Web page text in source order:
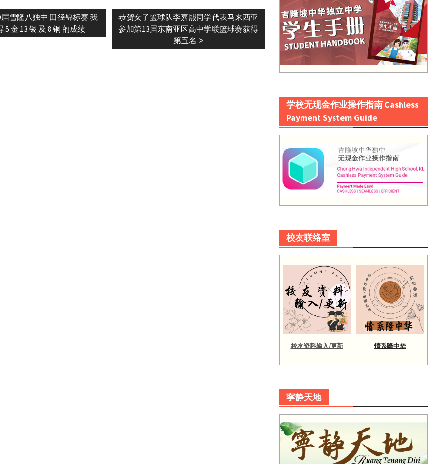
届雪隆八独中 田径锦标赛 我
5 金 13 银 及 8 铜 的成绩
Next
post:
恭贺女子篮球队李嘉熙同学代表马来西亚
参加第13届东南亚区高中学联篮球赛获得
第五名
学校无现金作业操作指南 Cashless
Payment System Guide
校友联络室
校友资料输入/更新 情系隆中华
寜静天地